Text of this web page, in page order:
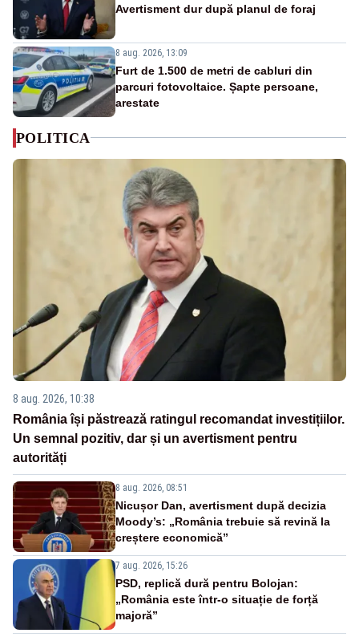
Avertisment dur după planul de foraj
8 aug. 2026, 13:09
Furt de 1.500 de metri de cabluri din
parcuri fotovoltaice. Șapte persoane,
arestate
POLITICA
8 aug. 2026, 10:38
România își păstrează ratingul recomandat investițiilor.
Un semnal pozitiv, dar și un avertisment pentru
autorități
8 aug. 2026, 08:51
Nicușor Dan, avertisment după decizia
Moody’s: „România trebuie să revină la
creștere economică”
7 aug. 2026, 15:26
PSD, replică dură pentru Bolojan:
„România este într-o situație de forță
majoră”